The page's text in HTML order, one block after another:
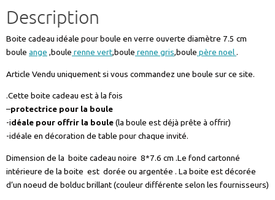
verre
matière
cartonnée
épaisse
Description
Boite cadeau idéale pour boule en verre ouverte diamètre 7.5 cm
boule ange ,boule renne vert,boule renne gris,boule père noel.
Article Vendu uniquement si vous commandez une boule sur ce site.
.Cette boite cadeau est à la fois
–protectrice pour la boule
-idéale pour offrir la boule(la boule est déjà prête à offrir)
-idéale en décoration de table pour chaque invité.
Dimension de la boite cadeau noire 8*7.6 cm .Le fond cartonné
intérieure de la boite est dorée ou argentée . La boite est décorée
d’un noeud de bolduc brillant (couleur différente selon les fournisseurs)